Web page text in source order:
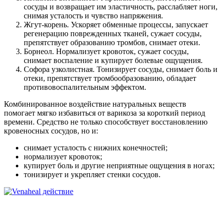
сосуды и возвращает им эластичность, расслабляет ноги,
снимая усталость и чувство напряжения.
Жгут-корень. Ускоряет обменные процессы, запускает
регенерацию поврежденных тканей, сужает сосуды,
препятствует образованию тромбов, снимает отеки.
Борнеол. Нормализует кровоток, сужает сосуды,
снимает воспаление и купирует болевые ощущения.
Софора узколистная. Тонизирует сосуды, снимает боль и
отеки, препятствует тромбообразованию, обладает
противовоспалительным эффектом.
Комбинированное воздействие натуральных веществ
помогает мягко избавиться от варикоза за короткий период
времени. Средство не только способствует восстановлению
кровеносных сосудов, но и:
снимает усталость с нижних конечностей;
нормализует кровоток;
купирует боль и другие неприятные ощущения в ногах;
тонизирует и укрепляет стенки сосудов.